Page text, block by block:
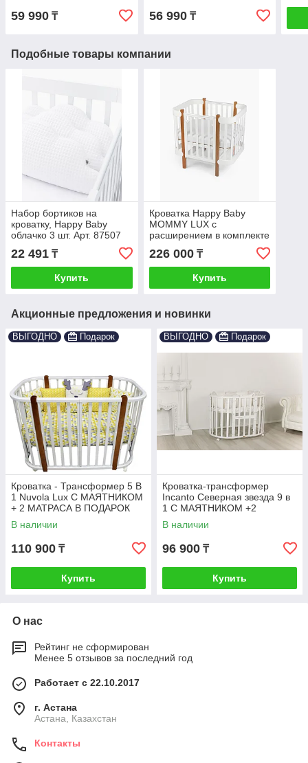
59 990 ₸ 56 990₸
Подобные товары компании
Набор бортиков на
кроватку, Happy Baby
облачко 3 шт. Арт. 87507
22 491 ₸
Купить
Кроватка Happy Baby
MOMMY LUX с
расширением в комплекте
226 000₸
Купить
Акционные предложения и новинки
ВЫГОДНО Подарок
Кроватка - Трансформер 5 В
1 Nuvola Lux С МАЯТНИКОМ
+ 2 МАТРАСА В ПОДАРОК
В наличии
110 900 ₸
Купить
ВЫГОДНО Подарок
Кроватка-трансформер
Incanto Северная звезда 9 в
1 С МАЯТНИКОМ +2
МАТРАСА В ПОДАРОК
В наличии
96 900 ₸
Купить
О нас
Рейтинг не сформирован
Менее 5 отзывов за последний год
Работает с 22.10.2017
г. Астана
Астана, Казахстан
Контакты